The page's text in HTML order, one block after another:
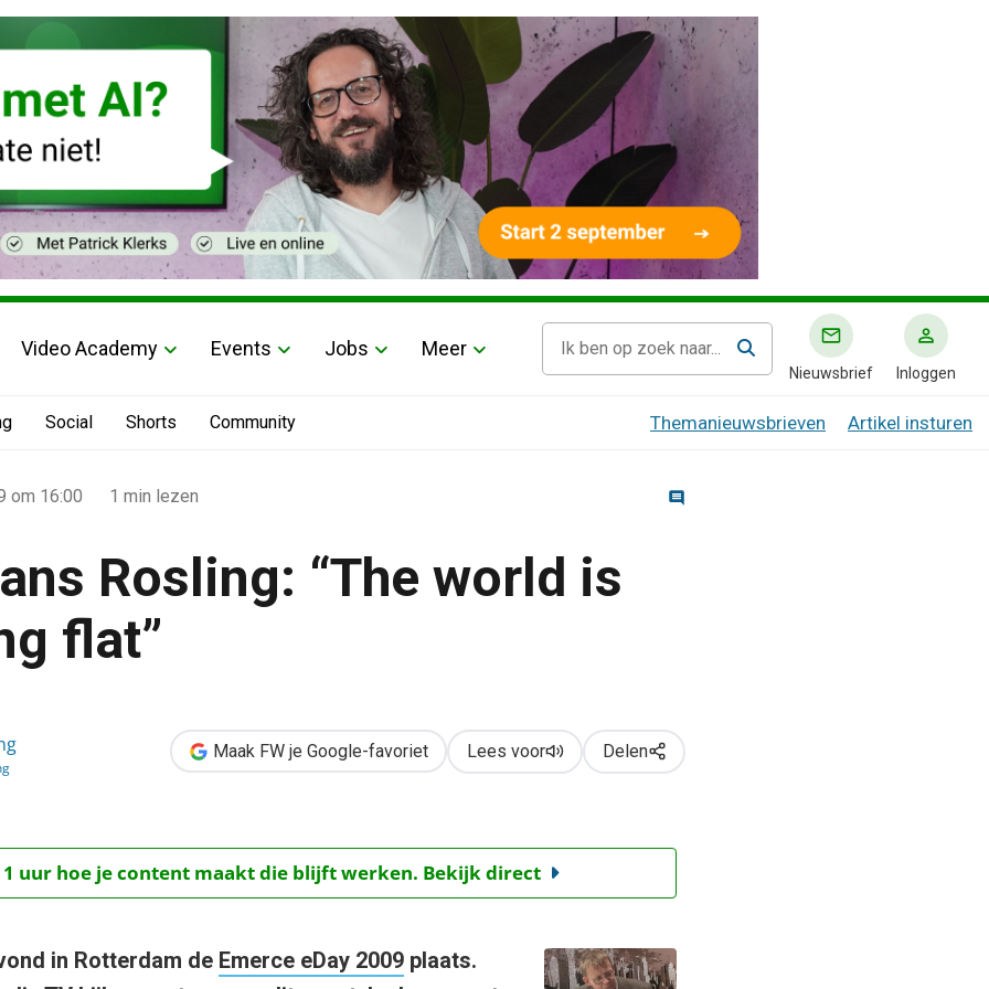
Video Academy Events Jobs Meer
Nieuwsbrief Inloggen
Social Shorts Community Themanieuwsbrieven Artikel insturen
om 16:00 1 min lezen
Rosling: “The world is
flat”
Maak FW je Google-favoriet Lees voor Delen
1 uur hoe je content maakt die blijft werken. Bekijk direct
in Rotterdam de Emerce eDay 2009plaats.